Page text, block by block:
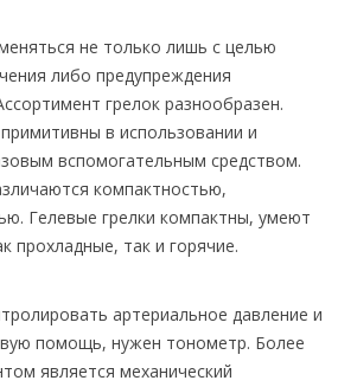
не только лишь с целью
либо предупреждения
грелок разнообразен.
в использовании и
вспомогательным средством.
компактностью,
Гелевые грелки компактны, умеют
прохладные, так и горячие.
артериальное давление и
помощь, нужен тонометр. Более
является механический